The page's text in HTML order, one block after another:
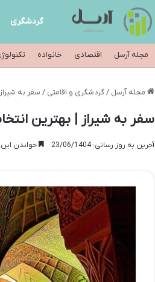
گردشگری
مجله آرسل اقتصادی خانواده
مجله آرسل / گردشگری و اقامتی / سفر به
سفر به شیراز | بهترین
آخرین به روز رسانی: 23/06/1404 خواندن این مطلب 13